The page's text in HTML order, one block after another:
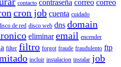
contacto contraseña correo correo
cron job cuenta cuidado
de red disco web dns domain
eliminar email encender
filter filtro forgot fraude fraudulento ftp
incluir instalacion instalar job